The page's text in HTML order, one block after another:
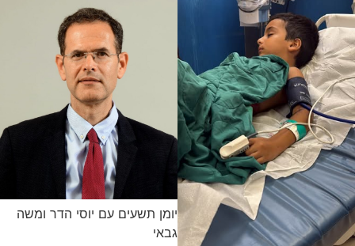
יומן תשעים עם יוסי הדר ומשה
גבאי